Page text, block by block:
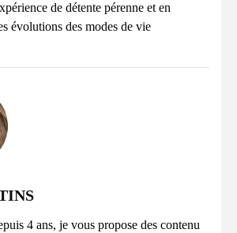
de détente pérenne et en
évolutions des modes de vie
4 ans, je vous propose des contenu